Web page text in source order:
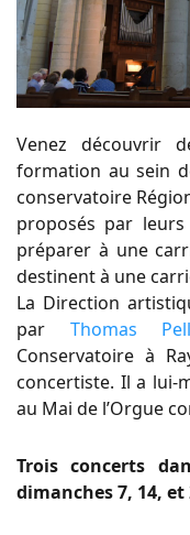
Venez découvrir
formation au sein
conservatoire
proposés par
préparer à une
destinent à une
La Direction
par Thomas
Conservatoire à
concertiste. Il a lui-
au Mai de l’Orgue
Trois concerts
dimanches 7, 14, et